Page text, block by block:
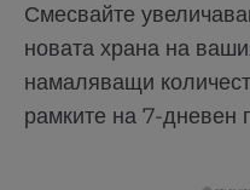
Смесвайте
новата храна на
намаляващи
рамките на 7-дневен